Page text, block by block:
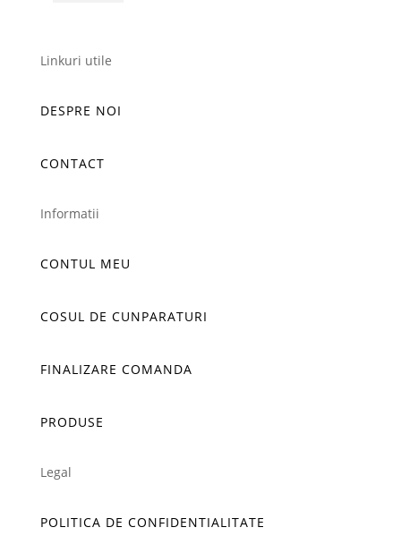
Linkuri utile
DESPRE NOI
CONTACT
Informatii
CONTUL MEU
COSUL DE CUNPARATURI
FINALIZARE COMANDA
PRODUSE
Legal
POLITICA DE CONFIDENTIALITATE